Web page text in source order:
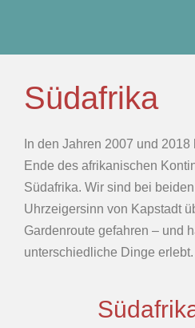
Südafrika
In den Jahren 2007 und
Ende des afrikanischen
Südafrika. Wir sind bei
Uhrzeigersinn von Kapstadt
Gardenroute gefahren – und
unterschiedliche Dinge erlebt.